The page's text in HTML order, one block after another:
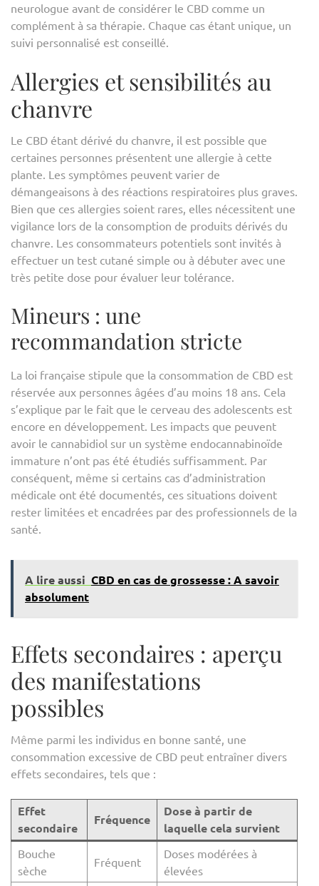
neurologue avant de considérer le CBD comme un
complément à sa thérapie. Chaque cas étant unique, un
suivi personnalisé est conseillé.
Allergies et sensibilités au
chanvre
Le CBD étant dérivé du chanvre, il est possible que
certaines personnes présentent une allergie à cette
plante. Les symptômes peuvent varier de
démangeaisons à des réactions respiratoires plus graves.
Bien que ces allergies soient rares, elles nécessitent une
vigilance lors de la consomption de produits dérivés du
chanvre. Les consommateurs potentiels sont invités à
effectuer un test cutané simple ou à débuter avec une
très petite dose pour évaluer leur tolérance.
Mineurs : une
recommandation stricte
La loi française stipule que la consommation de CBD est
réservée aux personnes âgées d’au moins 18 ans. Cela
s’explique par le fait que le cerveau des adolescents est
encore en développement. Les impacts que peuvent
avoir le cannabidiol sur un système endocannabinoïde
immature n’ont pas été étudiés suffisamment. Par
conséquent, même si certains cas d’administration
médicale ont été documentés, ces situations doivent
rester limitées et encadrées par des professionnels de la
santé.
A lire aussi CBD en cas de grossesse : A savoir
absolument
Effets secondaires : aperçu
des manifestations
possibles
Même parmi les individus en bonne santé, une
consommation excessive de CBD peut entraîner divers
effets secondaires, tels que :
Effet
secondaire
Fréquence
Dose à partir de
laquelle cela survient
Bouche
sèche
Fréquent
Doses modérées à
élevées